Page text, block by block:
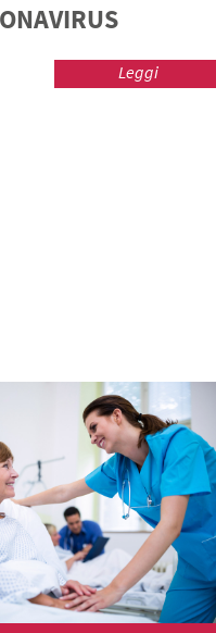
Leggi